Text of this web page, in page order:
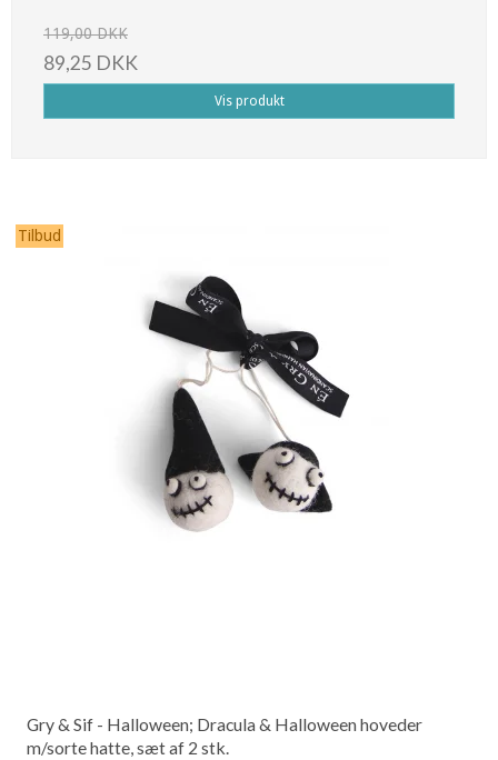
119,00 DKK
89,25 DKK
Vis produkt
Tilbud
Gry & Sif - Halloween; Dracula & Halloween hoveder
m/sorte hatte, sæt af 2 stk.